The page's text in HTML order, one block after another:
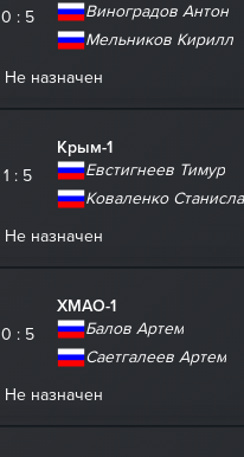
0 : 5
Виноградов Антон
Мельников Кирилл
Не назначен
1 : 5
Крым-1
Евстигнеев Тимур
Коваленко
Не назначен
0 : 5
ХМАО-1
Балов Артем
Саетгалеев Артем
Не назначен